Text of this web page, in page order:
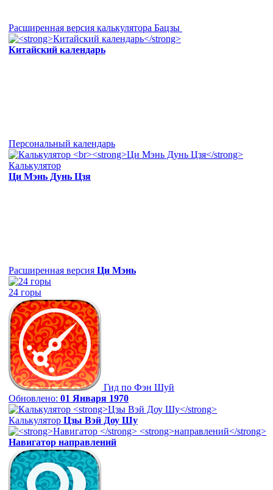
Расширенная версия калькулятора Бацзы
Китайский календарь
Персональный календарь
Калькулятор
Ци Мэнь Дунь Цзя
Расширенная версия Ци Мэнь
24 горы
Гид по Фэн Шуй
Обновлено: 01 Января 1970
Калькулятор Цзы Вэй Доу Шу
Навигатор направлений